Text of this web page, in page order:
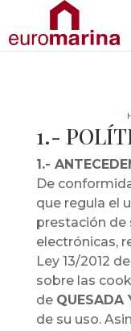
1.-
1.-
De
que regula el
prestación de
electrónicas,
Ley 13/2012
sobre las
de QUESADA
de su uso.